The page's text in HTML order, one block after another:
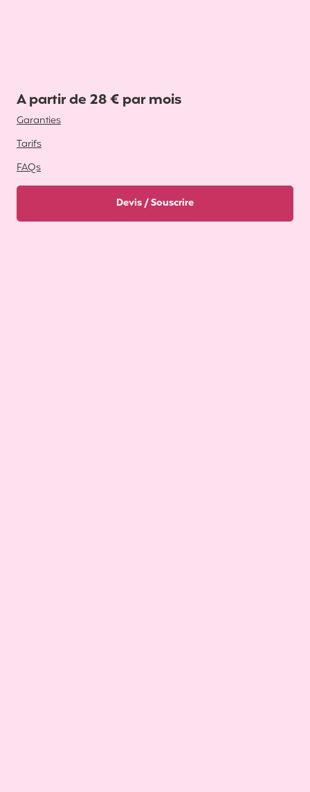
A partir de 28 € par mois
Garanties
Tarifs
FAQs
Devis / Souscrire